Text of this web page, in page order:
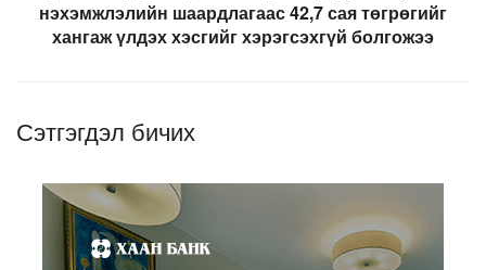
нэхэмжлэлийн шаардлагаас 42,7 сая төгрөгийг
хангаж үлдэх хэсгийг хэрэгсэхгүй болгожээ
Сэтгэгдэл бичих